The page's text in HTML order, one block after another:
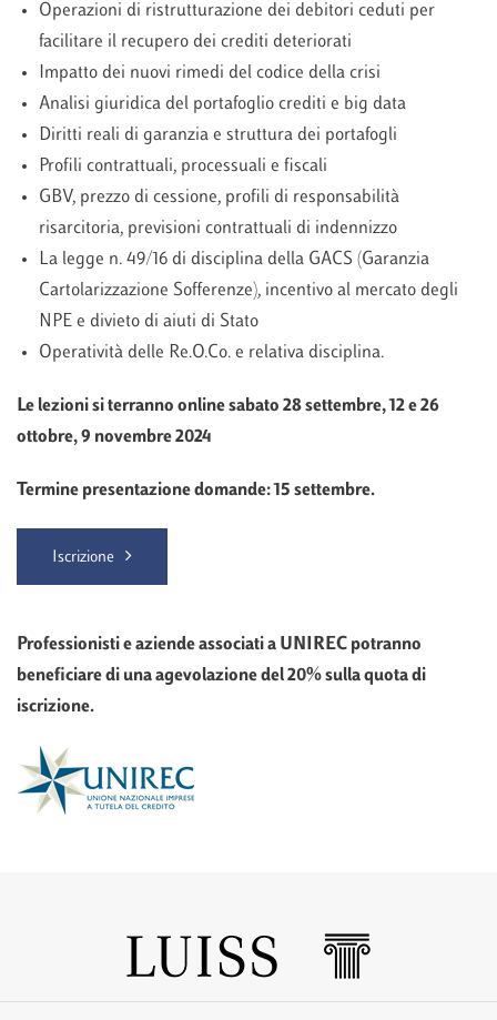
Operazioni di ristrutturazione dei debitori ceduti per
facilitare il recupero dei crediti deteriorati
Impatto dei nuovi rimedi del codice della crisi
Analisi giuridica del portafoglio crediti e big data
Diritti reali di garanzia e struttura dei portafogli
Profili contrattuali, processuali e fiscali
GBV, prezzo di cessione, profili di responsabilità
risarcitoria, previsioni contrattuali di indennizzo
La legge n. 49/16 di disciplina della GACS (Garanzia
Cartolarizzazione Sofferenze), incentivo al mercato degli
NPE e divieto di aiuti di Stato
Operatività delle Re.O.Co. e relativa disciplina.
Le lezioni si terranno online sabato 28 settembre, 12 e 26
ottobre, 9 novembre 2024
Termine presentazione domande: 15 settembre.
Iscrizione
Professionisti e aziende associati a UNIREC potranno
beneficiare di una agevolazione del 20% sulla quota di
iscrizione.